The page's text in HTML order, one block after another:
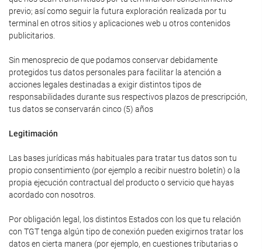
previo; así como seguir la futura exploración realizada por tu
terminal en otros sitios y aplicaciones web u otros contenidos
publicitarios.
Sin menosprecio de que podamos conservar debidamente
protegidos tus datos personales para facilitar la atención a
acciones legales destinadas a exigir distintos tipos de
responsabilidades durante sus respectivos plazos de prescripción,
tus datos se conservarán cinco (5) años
Legitimación
Las bases jurídicas más habituales para tratar tus datos son tu
propio consentimiento (por ejemplo a recibir nuestro boletín) o la
propia ejecución contractual del producto o servicio que hayas
acordado con nosotros.
Por obligación legal, los distintos Estados con los que tu relación
con TGT tenga algún tipo de conexión pueden exigirnos tratar los
datos en cierta manera (por ejemplo, en cuestiones tributarias o